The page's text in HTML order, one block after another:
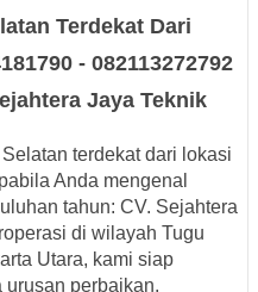
Terdekat Dari
- 082113272792
Jaya Teknik
terdekat dari lokasi
Anda mengenal
tahun: CV. Sejahtera
di wilayah Tugu
Utara, kami siap
urusan perbaikan,